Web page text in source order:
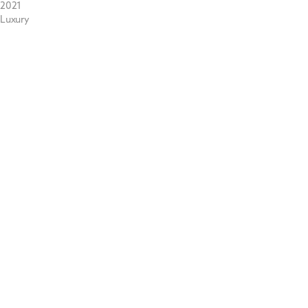
2021
Luxury